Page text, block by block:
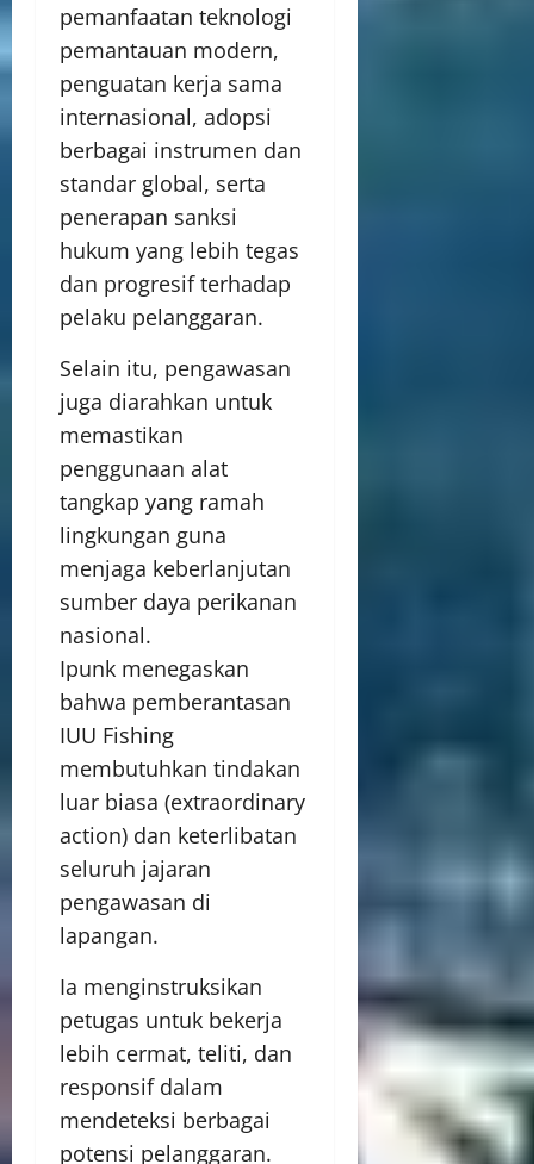
pemanfaatan teknologi
pemantauan modern,
penguatan kerja sama
internasional, adopsi
berbagai instrumen dan
standar global, serta
penerapan sanksi
hukum yang lebih tegas
dan progresif terhadap
pelaku pelanggaran.
Selain itu, pengawasan
juga diarahkan untuk
memastikan
penggunaan alat
tangkap yang ramah
lingkungan guna
menjaga keberlanjutan
sumber daya perikanan
nasional.
Ipunk menegaskan
bahwa pemberantasan
IUU Fishing
membutuhkan tindakan
luar biasa (extraordinary
action) dan keterlibatan
seluruh jajaran
pengawasan di
lapangan.
Ia menginstruksikan
petugas untuk bekerja
lebih cermat, teliti, dan
responsif dalam
mendeteksi berbagai
potensi pelanggaran.